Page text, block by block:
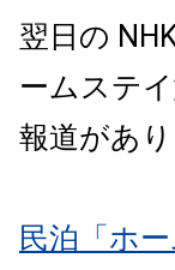
翌日の
ームステ
報道があり
民泊「ホ